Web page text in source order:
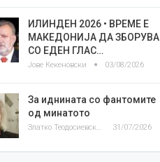
ИЛИНДЕН 2026 • ВРЕМЕ Е
МАКЕДОНИЈА ДА ЗБОРУВА
СО ЕДЕН ГЛАС…
Јове Кекеновски 03/08/2026
За иднината со фантомите
од минатото
Златко Теодосиевски 31/07/2026